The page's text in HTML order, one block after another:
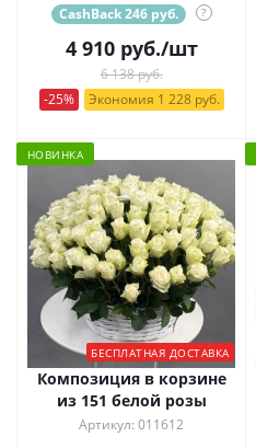
CashBack 246 руб. ?
4 910руб./шт
6 138 руб.
-25%
Экономия 1 228 руб.
НОВИНКА
БЕСПЛАТНАЯ ДОСТАВКА
Композиция в корзине
из 151 белой розы
Артикул: 011612